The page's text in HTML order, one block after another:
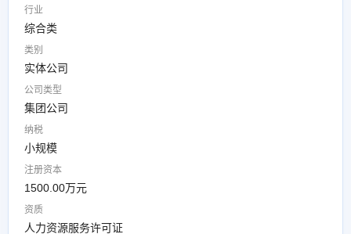
行业
综合类
类别
实体公司
公司类型
集团公司
纳税
小规模
注册资本
1500.00万元
资质
人力资源服务许可证